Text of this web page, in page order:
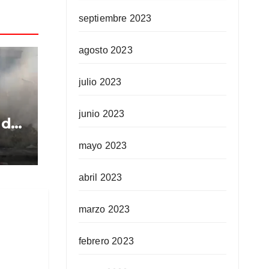
septiembre 2023
agosto 2023
julio 2023
junio 2023
mayo 2023
abril 2023
marzo 2023
febrero 2023